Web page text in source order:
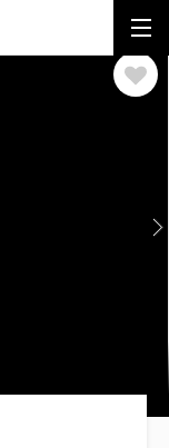
秦野